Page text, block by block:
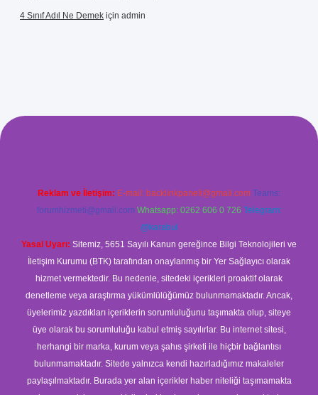
4 Sınıf Adıl Ne Demek için admin
Reklam ve İletişim: E-mail: backlinkpaneli@gmail.com Teams:
forumhizmeti@gmail.com Whatsapp: 0262 606 0 726 Telegram:
@karabul
Yasal Uyarı: Sitemiz, 5651 Sayılı Kanun gereğince Bilgi Teknolojileri ve
İletişim Kurumu (BTK) tarafından onaylanmış bir Yer Sağlayıcı olarak
hizmet vermektedir. Bu nedenle, sitedeki içerikleri proaktif olarak
denetleme veya araştırma yükümlülüğümüz bulunmamaktadır. Ancak,
üyelerimiz yazdıkları içeriklerin sorumluluğunu taşımakta olup, siteye
üye olarak bu sorumluluğu kabul etmiş sayılırlar. Bu internet sitesi,
herhangi bir marka, kurum veya şahıs şirketi ile hiçbir bağlantısı
bulunmamaktadır. Sitede yalnızca kendi hazırladığımız makaleler
paylaşılmaktadır. Burada yer alan içerikler haber niteliği taşımamakta